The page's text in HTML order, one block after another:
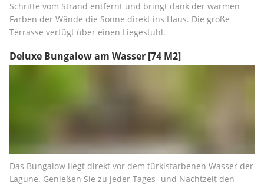
Schritte vom Strand entfernt und bringt dank der warmen
Farben der Wände die Sonne direkt ins Haus. Die große
Terrasse verfügt über einen Liegestuhl.
Deluxe Bungalow am Wasser [74 M2]
Das Bungalow liegt direkt vor dem türkisfarbenen Wasser der
Lagune. Genießen Sie zu jeder Tages- und Nachtzeit den